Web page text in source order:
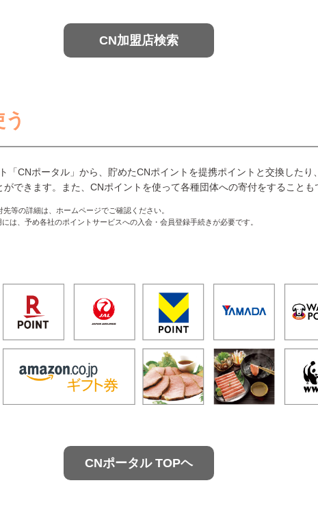
CN加盟店検索
「CNポータル」から、貯めたCNポイントを提携ポイントと交換したり
できます。また、CNポイントを使って各種団体への寄付をすることも
等の詳細は、ホームページでご確認ください。
は、予め各社のポイントサービスへの入会・会員登録手続きが必要です。
CNポータル TOPヘ